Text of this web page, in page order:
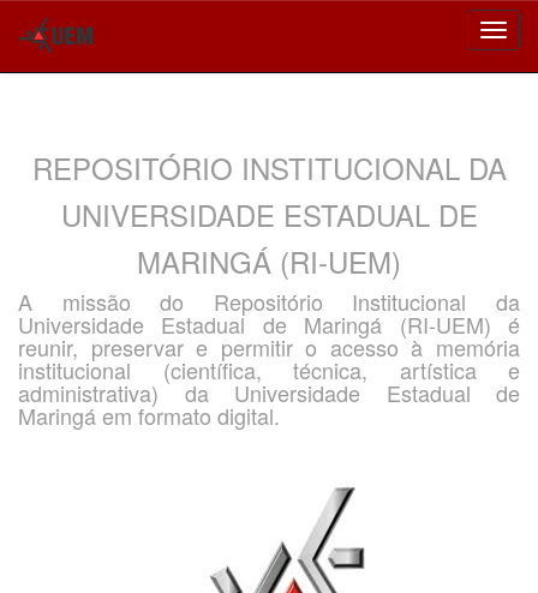
REPOSITÓRIO INSTITUCIONAL DA
UNIVERSIDADE ESTADUAL DE
MARINGÁ (RI-UEM)
A missão do Repositório Institucional da
Universidade Estadual de Maringá (RI-UEM) é
reunir, preservar e permitir o acesso à memória
institucional (científica, técnica, artística e
administrativa) da Universidade Estadual de
Maringá em formato digital.